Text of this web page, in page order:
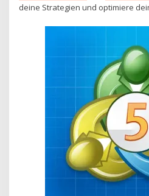
deine Strategien und optimiere